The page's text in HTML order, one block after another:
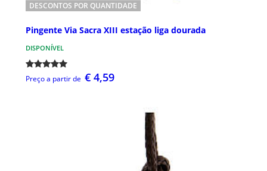
DESCONTOS POR QUANTIDADE
Pingente Via Sacra XIII estação liga dourada
DISPONÍVEL
Preço a partir de € 4,59